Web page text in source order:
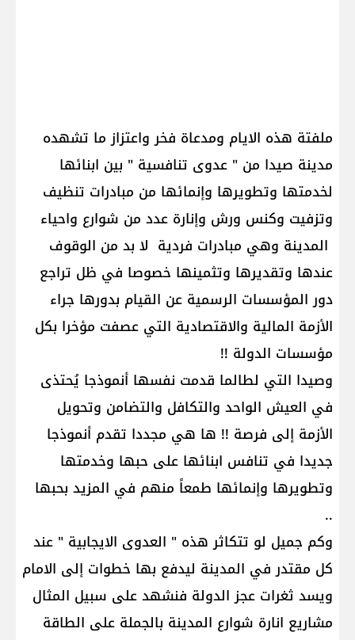
ملفتة هذه الايام ومدعاة فخر واعتزاز ما تشهده
مدينة صيدا من " عدوى تنافسية " بين ابنائها
لخدمتها وتطويرها وإنمائها من مبادرات تنظيف
وتزفيت وكنس ورش وإنارة عدد من شوارع واحياء
المدينة وهي مبادرات فردية لا بد من الوقوف
عندها وتقديرها وتثمينها خصوصا في ظل تراجع
دور المؤسسات الرسمية عن القيام بدورها جراء
الأزمة المالية والاقتصادية التي عصفت مؤخرا بكل
مؤسسات الدولة !!
وصيدا التي لطالما قدمت نفسها أنموذجا يُحتذى
في العيش الواحد والتكافل والتضامن وتحويل
الأزمة إلى فرصة !! ها هي مجددا تقدم أنموذجا
جديدا في تنافس ابنائها على حبها وخدمتها
وتطويرها وإنمائها طمعاً منهم في المزيد بحبها
..
وكم جميل لو تتكاثر هذه " العدوى الايجابية " عند
كل مقتدر في المدينة ليدفع بها خطوات إلى الامام
ويسد ثغرات عجز الدولة فنشهد على سبيل المثال
مشاريع انارة شوارع المدينة بالجملة على الطاقة